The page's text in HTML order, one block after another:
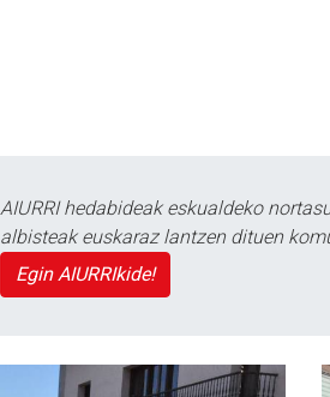
AIURRI hedabideak eskualdeko
albisteak euskaraz lantzen dituen
Egin AIURRIkide!